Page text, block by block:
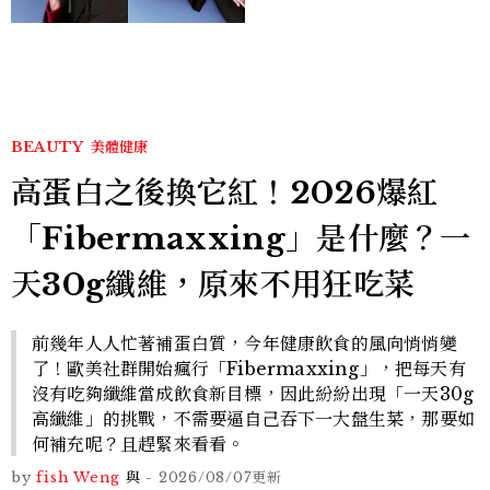
BEAUTY 美體健康
高蛋白之後換它紅！2026爆紅
「Fibermaxxing」是什麼？一
天30g纖維，原來不用狂吃菜
前幾年人人忙著補蛋白質，今年健康飲食的風向悄悄變
了！歐美社群開始瘋行「Fibermaxxing」，把每天有
沒有吃夠纖維當成飲食新目標，因此紛紛出現「一天30g
高纖維」的挑戰，不需要逼自己吞下一大盤生菜，那要如
何補充呢？且趕緊來看看。
by fish Weng 與 - 2026/08/07更新